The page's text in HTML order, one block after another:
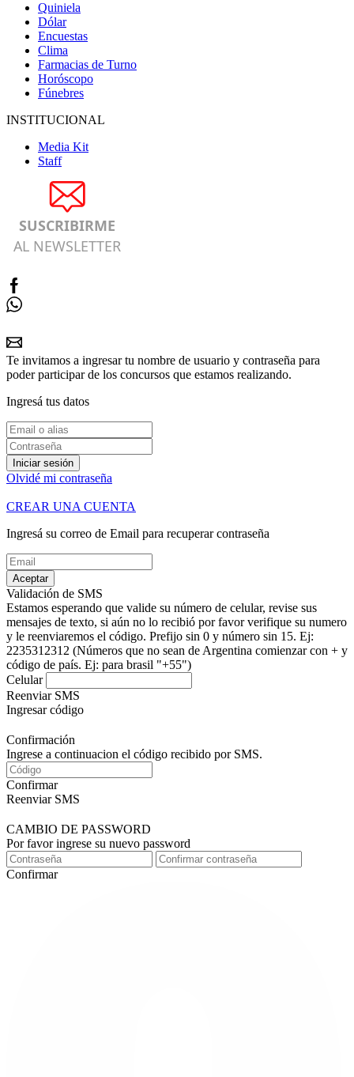
Quiniela
Dólar
Encuestas
Clima
Farmacias de Turno
Horóscopo
Fúnebres
INSTITUCIONAL
Media Kit
Staff
SUSCRIBIRME
AL NEWSLETTER
Te invitamos a ingresar tu nombre de usuario y contraseña para
poder participar de los concursos que estamos realizando.
Ingresá tus datos
Iniciar sesión
Olvidé mi contraseña
CREAR UNA CUENTA
Ingresá su correo de Email para recuperar contraseña
Aceptar
Validación de SMS
Estamos esperando que valide su número de celular, revise sus
mensajes de texto, si aún no lo recibió por favor verifique su numero
y le reenviaremos el código. Prefijo sin 0 y número sin 15. Ej:
2235312312 (Números que no sean de Argentina comienzar con + y
código de país. Ej: para brasil "+55")
Celular
Reenviar SMS
Ingresar código
Confirmación
Ingrese a continuacion el código recibido por SMS.
Confirmar
Reenviar SMS
CAMBIO DE PASSWORD
Por favor ingrese su nuevo password
Confirmar